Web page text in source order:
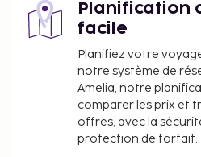
équipements et services qui
l'hébergement, notamment
gratuit, une télévision dans
service d'assistance pour
l'achat de billets. Hotel
restaurant, Reytan. Un petit
servi tous les jours de 06 h
un supplément.
Planification
facile
Planifiez votre
notre système de
Amelia, notre
comparer les prix et
offres, avec la
protection de forfait.